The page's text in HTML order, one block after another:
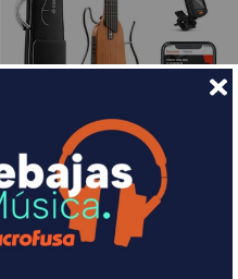
DONNER HUSH-I Silent Guitar
Caoba
Precio
habitual
339,00 €
Entrega en 1-2 días